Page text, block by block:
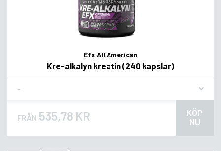
Efx All American
Kre-alkalyn kreatin (240 kapslar)
FRÅN 535,78 KR
KÖP
NU